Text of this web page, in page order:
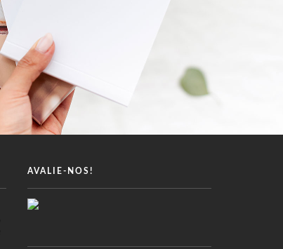
AVALIE-NOS!